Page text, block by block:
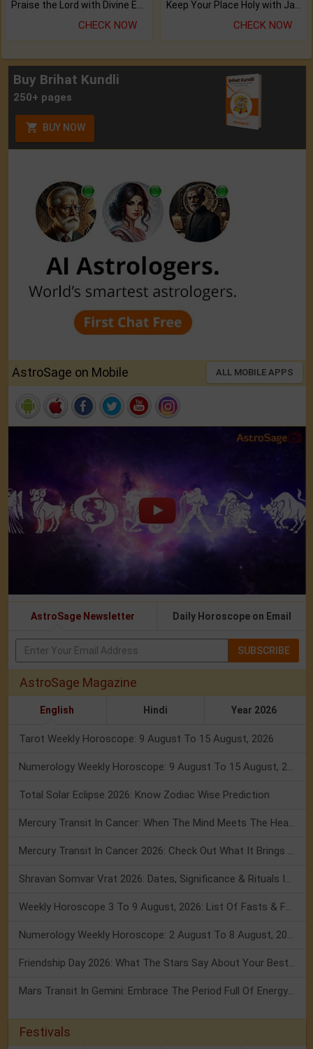
CHECK NOW CHECK NOW
Buy Brihat Kundli
250+ pages
BUY NOW
AstroSage on Mobile ALL MOBILE APPS
AstroSage Newsletter Daily Horoscope on Email
SUBSCRIBE
AstroSage Magazine
English Hindi Year 2026
Tarot Weekly Horoscope: 9 August To 15 August, 2026
Total Solar Eclipse 2026: Know Zodiac Wise Prediction
Festivals